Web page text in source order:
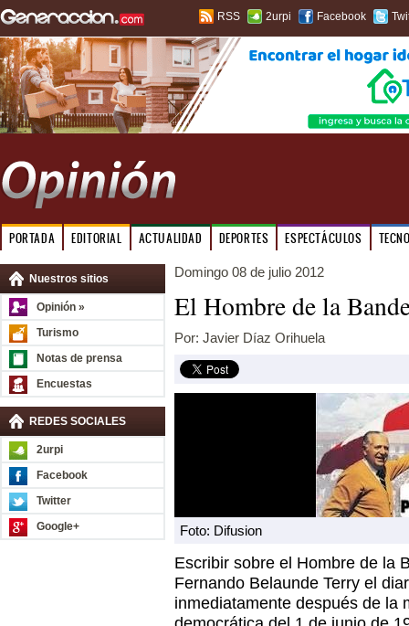
RSS 2urpi Facebook
PORTADA EDITORIAL ACTUALIDAD DEPORTES ESPECTÁCULOS
Nuestros sitios
Opinión »
Turismo
Notas de prensa
Encuestas
REDES SOCIALES
2urpi
Facebook
Twitter
Google+
Domingo 08 de julio 2012
El Hombre de la
Por: Javier Díaz Orihuela
Foto: Difusion
Escribir sobre el Hombre de la
Fernando Belaunde Terry el
inmediatamente después de la